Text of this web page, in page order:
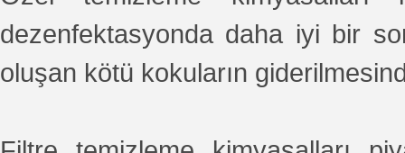
dezenfektasyonda daha iyi bir
oluşan kötü kokuların